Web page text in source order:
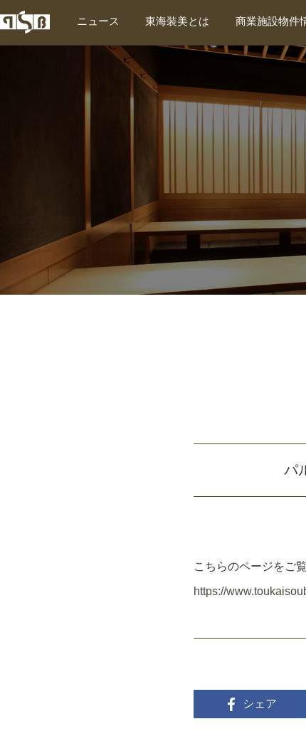
ニュース 東海装美とは
東海装美について
東海装美の特徴
企業情報
対応エリア
SDGs宣言
会社案内PDFダウンロード
商業施設物件
パ
こちらのページをご
https://
シェア